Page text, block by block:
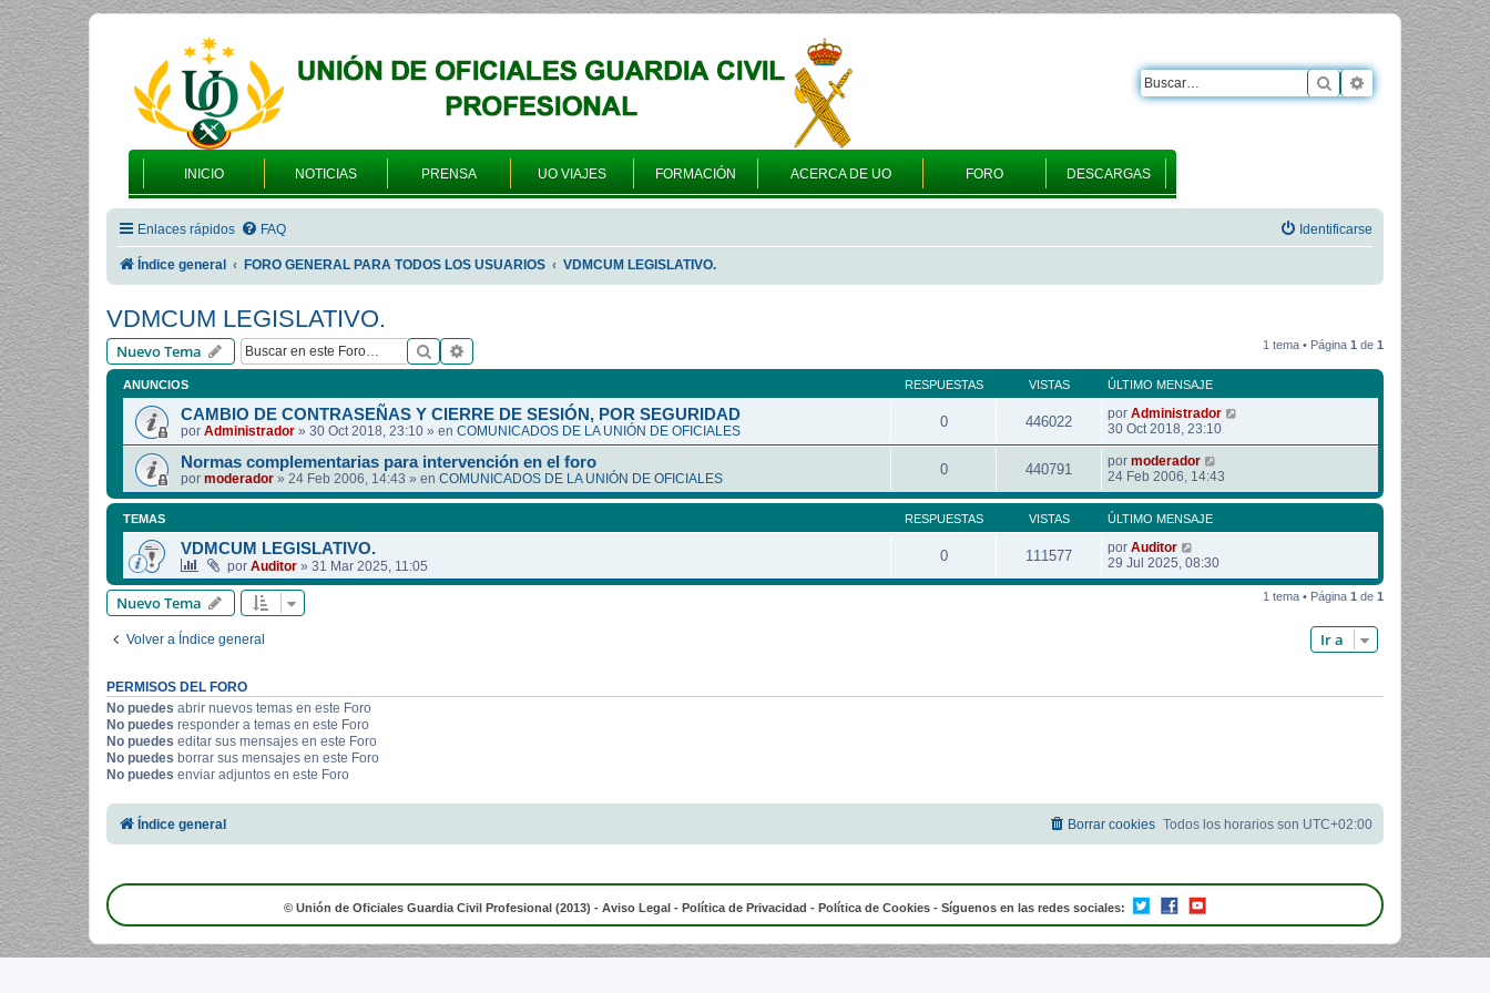
INICIO NOTICIAS PRENSA UO VIAJES FORMACIÓN ACERCA DE UO FORO DESCARGAS
Buscar Búsqueda
Enlaces rápidos FAQ Identificarse
Índice general FORO GENERAL PARA TODOS LOS USUARIOS VDMCUM LEGISLATIVO.
VDMCUM LEGISLATIVO.
Nuevo Tema Buscar 1 tema • Página 1 de 1
ANUNCIOS RESPUESTAS VISTAS ÚLTIMO MENSAJE
CAMBIO DE CONTRASEÑAS Y CIERRE DE SESIÓN, POR SEGURIDAD
por Administrador » 30 Oct 2018, 23:10 » en COMUNICADOS DE LA UNIÓN DE OFICIALES
0 446022 por Administrador
30 Oct 2018, 23:10
Normas complementarias para intervención en el foro
por moderador » 24 Feb 2006, 14:43 » en COMUNICADOS DE LA UNIÓN DE OFICIALES
0 440791 por moderador
24 Feb 2006, 14:43
TEMAS RESPUESTAS VISTAS ÚLTIMO MENSAJE
VDMCUM LEGISLATIVO.
por Auditor » 31 Mar 2025, 11:05
0 111577 por Auditor
29 Jul 2025, 08:30
Nuevo Tema 1 tema • Página 1 de 1
Volver a Índice general Ir a
PERMISOS DEL FORO
No puedes abrir nuevos temas en este Foro
No puedes responder a temas en este Foro
No puedes editar sus mensajes en este Foro
No puedes borrar sus mensajes en este Foro
No puedes enviar adjuntos en este Foro
Índice general Todos los horarios son UTC+02:00
Borrar cookies
© Unión de Oficiales Guardia Civil Profesional (2013) - Aviso Legal - Política de Privacidad - Política de Cookies - Síguenos en las redes sociales: